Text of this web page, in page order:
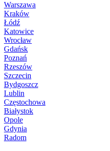
Warszawa
Kraków
Łódź
Katowice
Wrocław
Gdańsk
Poznań
Rzeszów
Szczecin
Bydgoszcz
Lublin
Częstochowa
Białystok
Opole
Gdynia
Radom